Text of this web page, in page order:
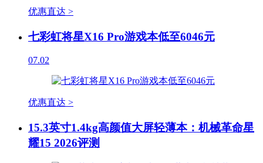
优惠直达 >
七彩虹将星X16 Pro游戏本低至6046元
07.02
优惠直达 >
15.3英寸1.4kg高颜值大屏轻薄本：机械革命星
耀15 2026评测